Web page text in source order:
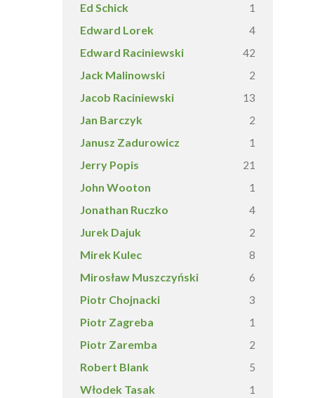
Ed Schick 1
Edward Lorek 4
Edward Raciniewski 42
Jack Malinowski 2
Jacob Raciniewski 13
Jan Barczyk 2
Janusz Zadurowicz 1
Jerry Popis 21
John Wooton 1
Jonathan Ruczko 4
Jurek Dajuk 2
Mirek Kulec 8
Mirosław Muszczyński 6
Piotr Chojnacki 3
Piotr Zagreba 1
Piotr Zaremba 2
Robert Blank 5
Włodek Tasak 1